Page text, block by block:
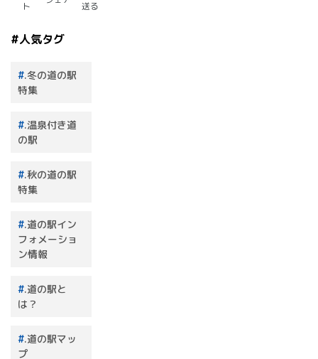
ト
送る
#人気タグ
.冬の道の駅
特集
.温泉付き道
の駅
.秋の道の駅
特集
.道の駅イン
フォメーショ
ン情報
.道の駅と
は？
.道の駅マッ
プ